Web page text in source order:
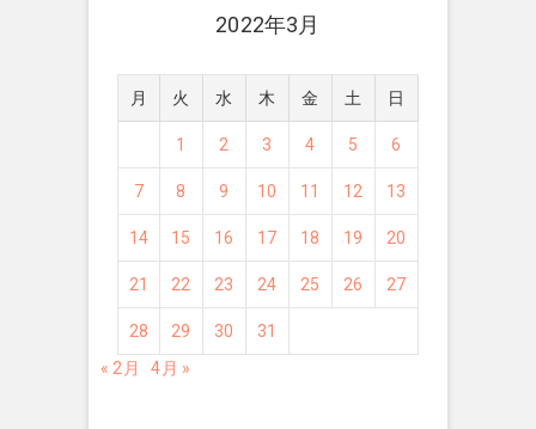
2022年3月
月 火 水 木 金 土 日
1 2 3 4 5 6
7 8 9 10 11 12 13
14 15 16 17 18 19 20
21 22 23 24 25 26 27
28 29 30
31
« 2月
4月 »